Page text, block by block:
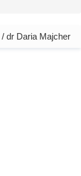
/ dr Daria Majcher